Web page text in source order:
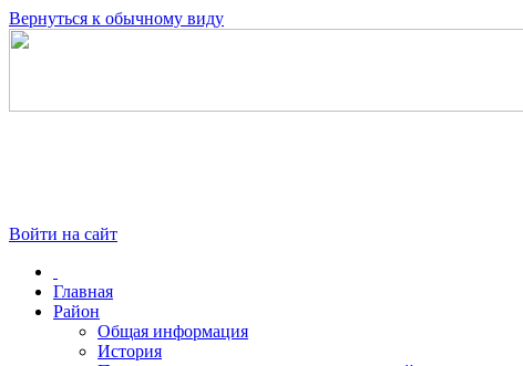
Вернуться к обычному виду
Войти на сайт
Главная
Район
Общая информация
История